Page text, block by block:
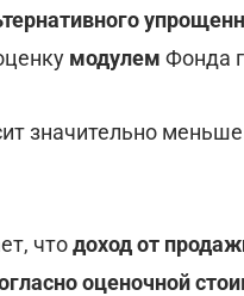
модулем Фонда
значительно
чтодоход от
оценочной